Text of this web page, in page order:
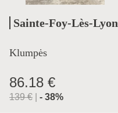
Sainte-Foy-Lès-Lyon
Klumpės
86.18 €
139€ - 38%